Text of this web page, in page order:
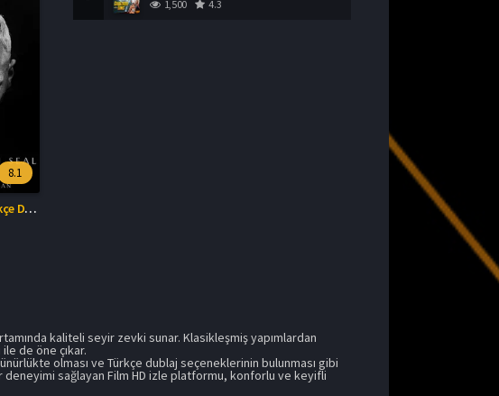
8.1
Yedinci Mühür Türkçe Dublaj İzle
1,500 4.3
kaliteli seyir zevki sunar. Klasikleşmiş yapımlardan
de öne çıkar.
olması ve Türkçe dublaj seçeneklerinin bulunması gibi
sağlayan Film HD izle platformu, konforlu ve keyifli